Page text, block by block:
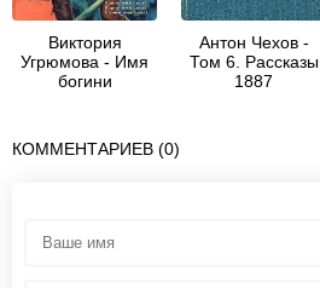
Виктория
Угрюмова - Имя
богини
Антон Чехов -
Том 6. Рассказы
1887
КОММЕНТАРИЕВ (0)